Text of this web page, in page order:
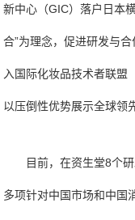
新中心（GIC）落户日本
合”为理念，促进研发与
入国际化妆品技术者联盟
以压倒性优势展示全球领
目前，在资生堂8个
多项针对中国市场和中国